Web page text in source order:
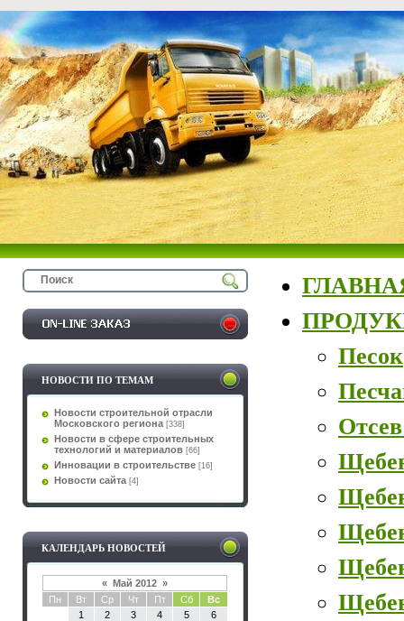
НОВОСТИ ПО ТЕМАМ
Новости строительной отрасли
Московского региона [338]
Новости в сфере строительных
технологий и материалов [66]
Инновации в строительстве [16]
Новости сайта [4]
КАЛЕНДАРЬ НОВОСТЕЙ
« Май 2012 »
Пн
Вт Ср Чт Пт Сб
Вс
1
2 3 4 5
6
Песок